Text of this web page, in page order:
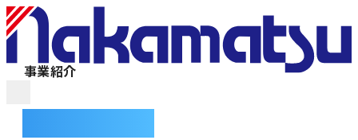
事業紹介
事業紹介